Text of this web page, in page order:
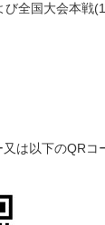
全国大会本戦
は以下のQRコ